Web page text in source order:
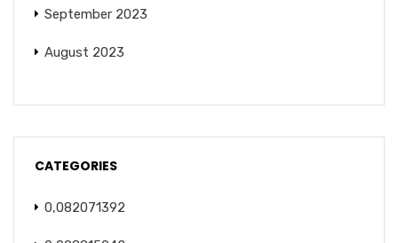
September 2023
August 2023
CATEGORIES
0,082071392